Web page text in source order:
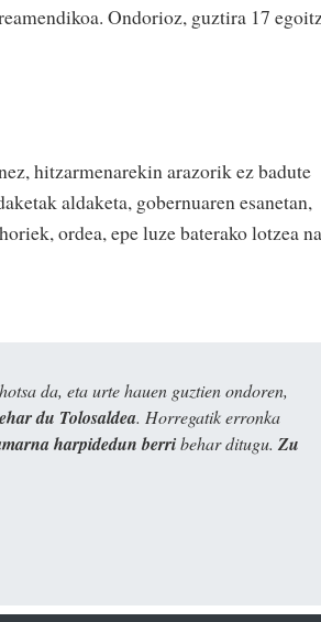
Ondorioz, guztira 17
hitzarmenarekin arazorik ez badute
aldaketa, gobernuaren esanetan,
ordea, epe luze baterako lotzea
da, eta urte hauen guztien ondoren,
du Tolosaldea. Horregatik erronka
harpidedun berribehar ditugu. Zu